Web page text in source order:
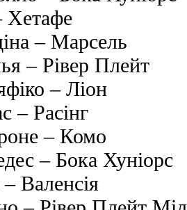
Хетафе
– Марсель
– Рівер Плейт
– Ліон
– Расінг
– Комо
– Бока Хуніорс
– Валенсія